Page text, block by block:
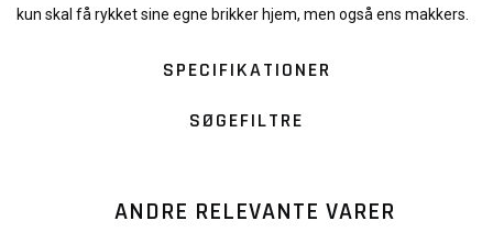
kun skal få rykket sine egne brikker hjem, men også ens makkers.
SPECIFIKATIONER
SØGEFILTRE
ANDRE RELEVANTE VARER